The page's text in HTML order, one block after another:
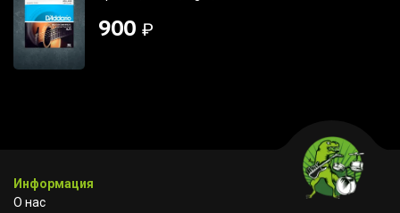
900 ₽
Информация
О нас